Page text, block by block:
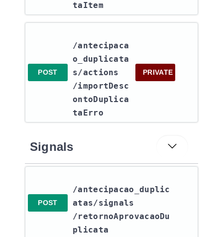
taItem
POST
/antecipaca
o_duplicata
s​/actions​
/importDesc
ontoDuplica
taErro
PRIVATE
Signals
POST
/antecipacao_duplic
atas​/signals​
/retornoAprovacaoDu
plicata